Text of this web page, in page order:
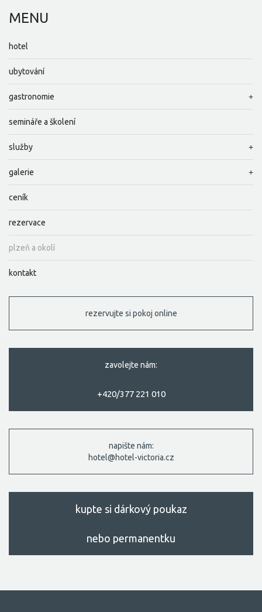
MENU
hotel
ubytování
gastronomie
semináře a školení
služby
galerie
ceník
rezervace
plzeň a okolí
kontakt
rezervujte si pokoj online
zavolejte nám:
+420/377 221 010
napište nám:
hotel@hotel-victoria.cz
kupte si dárkový poukaz
nebo permanentku